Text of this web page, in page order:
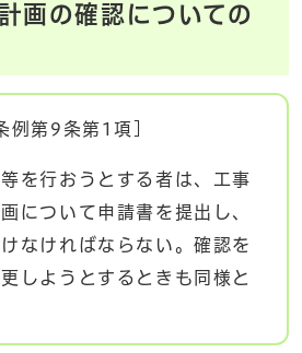
画の確認についての
例第9条第1項]
を行おうとする者は、工事
について申請書を提出し、
なければならない。確認を
しようとするときも同様と